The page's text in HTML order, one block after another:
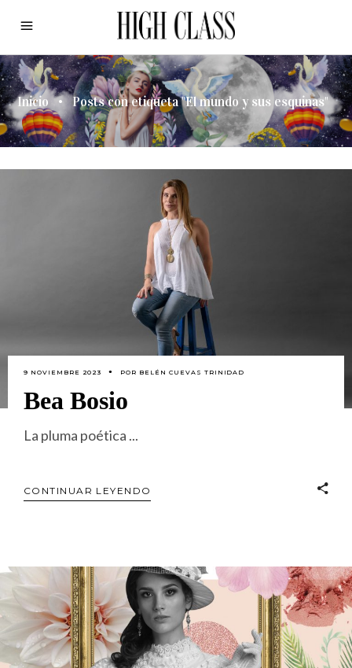
Inicio • Posts con etiqueta "El mundo y sus esquinas"
9 NOVIEMBRE 2023 POR BELÉN CUEVAS TRINIDAD
Bea Bosio
La pluma poética
CONTINUAR LEYENDO